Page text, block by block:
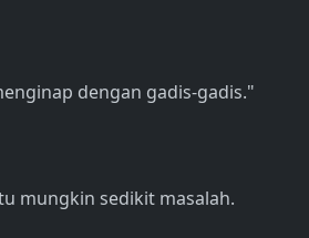
dengan gadis-gadis."
mungkin sedikit masalah.